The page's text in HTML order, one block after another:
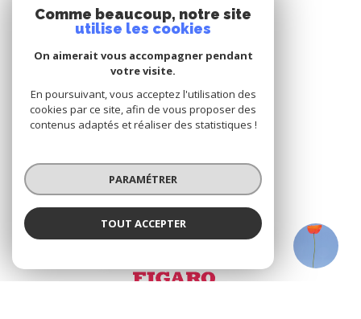
BLEU PROVENCE IMMOBILIER
NOS RÉSEAUX
ADHÉRENTS
Nous adhérons
Comme beaucoup, notre site
utilise les cookies
On aimerait vous accompagner pendant
votre visite.
En poursuivant, vous acceptez l'utilisation des
cookies par ce site, afin de vous proposer des
contenus adaptés et réaliser des statistiques !
PARAMÉTRER
TOUT ACCEPTER